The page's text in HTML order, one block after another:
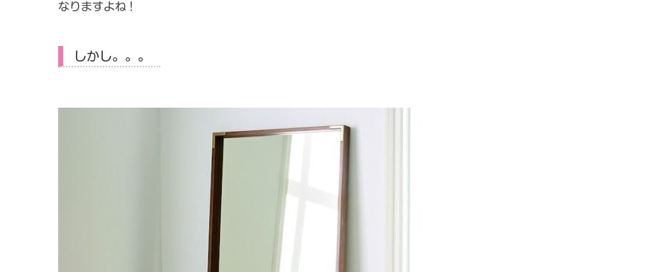
なりますよね！
しかし。。。